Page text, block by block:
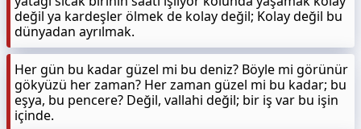
değil ya kardeşler ölmek de kolay değil; Kolay değil bu
dünyadan ayrılmak.
Her gün bu kadar güzel mi bu deniz? Böyle mi görünür
gökyüzü her zaman? Her zaman güzel mi bu kadar; bu
eşya, bu pencere? Değil, vallahi değil; bir iş var bu işin
içinde.